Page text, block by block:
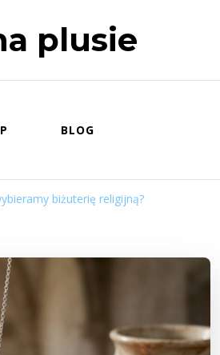
plusie
BLOG
biżuterię religijną?